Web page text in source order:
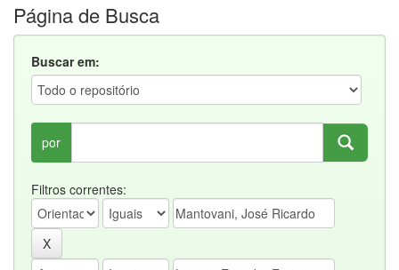
Página de Busca
Buscar em:
por
Filtros correntes: